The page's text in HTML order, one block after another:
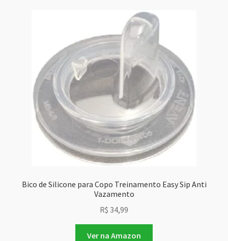
Bico de Silicone para Copo Treinamento Easy Sip Anti
Vazamento
R$ 34,99
Ver na Amazon